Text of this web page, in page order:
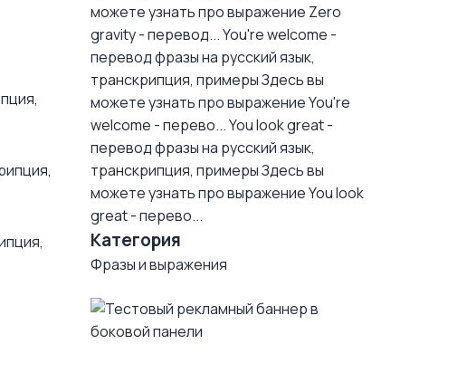
можете узнать про выражение Zero
gravity - перевод...You're welcome -
перевод фразы на русский язык,
транскрипция, примерыЗдесь вы
можете узнать про выражение You're
welcome - перево...You look great -
перевод фразы на русский язык,
транскрипция, примерыЗдесь вы
можете узнать про выражение You look
great - перево...
Категория
Фразы и выражения